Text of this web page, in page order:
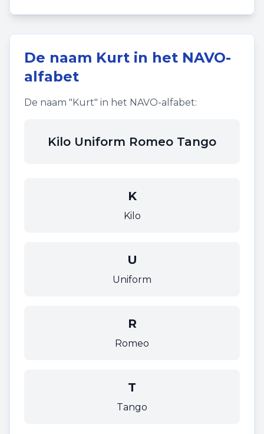
De naam Kurt in het NAVO-
alfabet
De naam "Kurt" in het NAVO-alfabet:
Kilo Uniform Romeo Tango
K
Kilo
U
Uniform
R
Romeo
T
Tango